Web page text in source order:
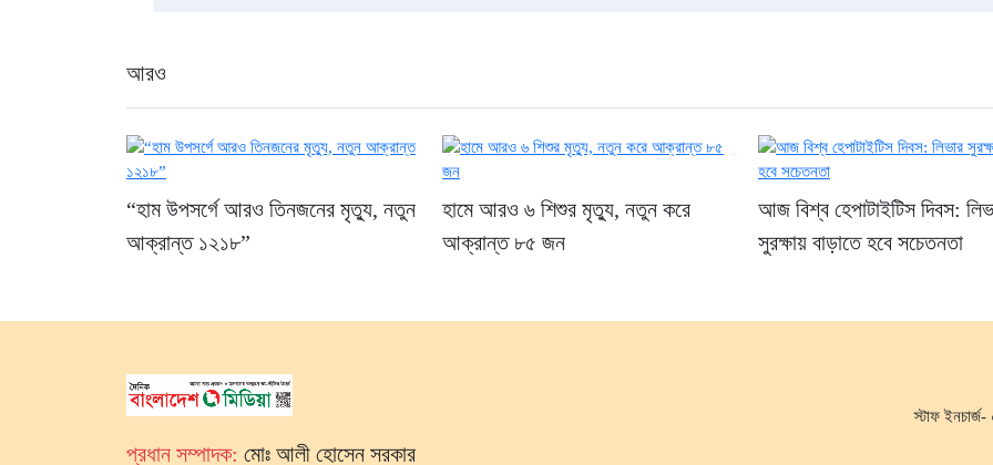
আরও
“হাম উপসর্গে আরও তিনজনের মৃত্যু, নতুন
আক্রান্ত ১২১৮”
হামে আরও ৬ শিশুর মৃত্যু, নতুন করে
আক্রান্ত ৮৫ জন
আজ বিশ্ব হেপাটাইটিস দিবস:
সুরক্ষায় বাড়াতে হবে সচেতনতা
প্রধান সম্পাদক: মোঃ আলী হোসেন সরকার
স্টাফ